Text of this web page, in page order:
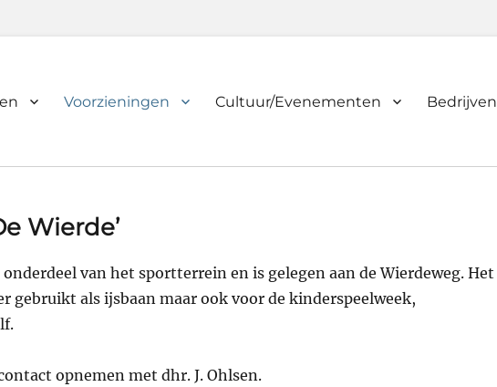
Voorzieningen Cultuur/Evenementen Bedrijven
Wierde’
onderdeel van het sportterrein en is gelegen aan de Wierdeweg. Het
als ijsbaan maar ook voor de kinderspeelweek,
opnemen met dhr. J. Ohlsen.